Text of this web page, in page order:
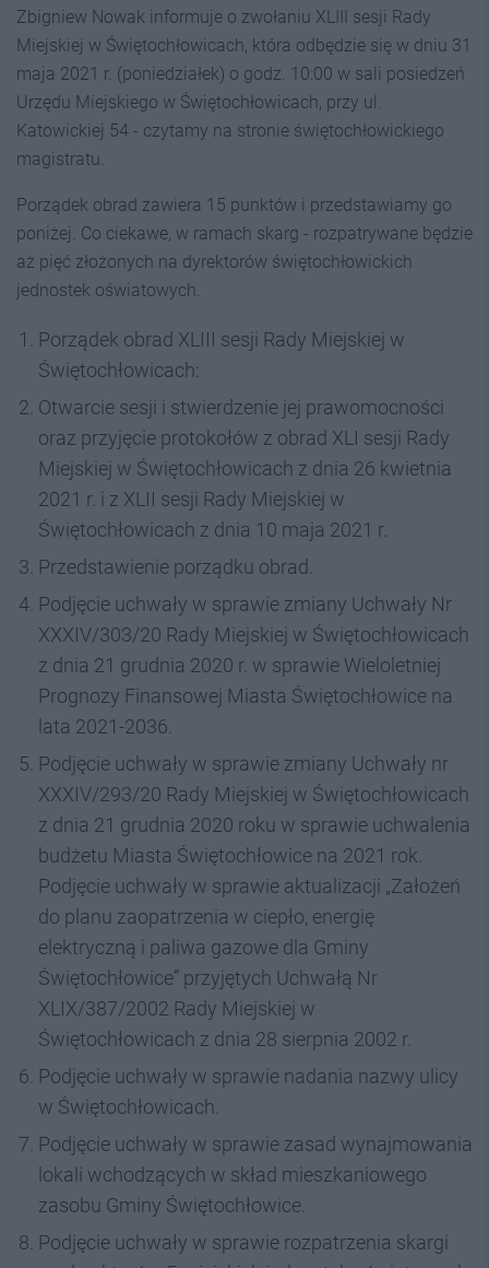
Zbigniew Nowak informuje o zwołaniu XLIII sesji Rady
Miejskiej w Świętochłowicach, która odbędzie się w dniu 31
maja 2021 r. (poniedziałek) o godz. 10:00 w sali posiedzeń
Urzędu Miejskiego w Świętochłowicach, przy ul.
Katowickiej 54 - czytamy na stronie świętochłowickiego
magistratu.
Porządek obrad zawiera 15 punktów i przedstawiamy go
poniżej. Co ciekawe, w ramach skarg - rozpatrywane będzie
aż pięć złożonych na dyrektorów świętochłowickich
jednostek oświatowych.
Porządek obrad XLIII sesji Rady Miejskiej w
Świętochłowicach:
Otwarcie sesji i stwierdzenie jej prawomocności
oraz przyjęcie protokołów z obrad XLI sesji Rady
Miejskiej w Świętochłowicach z dnia 26 kwietnia
2021 r. i z XLII sesji Rady Miejskiej w
Świętochłowicach z dnia 10 maja 2021 r.
Przedstawienie porządku obrad.
Podjęcie uchwały w sprawie zmiany Uchwały Nr
XXXIV/303/20 Rady Miejskiej w Świętochłowicach
z dnia 21 grudnia 2020 r. w sprawie Wieloletniej
Prognozy Finansowej Miasta Świętochłowice na
lata 2021-2036.
Podjęcie uchwały w sprawie zmiany Uchwały nr
XXXIV/293/20 Rady Miejskiej w Świętochłowicach
z dnia 21 grudnia 2020 roku w sprawie uchwalenia
budżetu Miasta Świętochłowice na 2021 rok.
Podjęcie uchwały w sprawie aktualizacji „Założeń
do planu zaopatrzenia w ciepło, energię
elektryczną i paliwa gazowe dla Gminy
Świętochłowice” przyjętych Uchwałą Nr
XLIX/387/2002 Rady Miejskiej w
Świętochłowicach z dnia 28 sierpnia 2002 r.
Podjęcie uchwały w sprawie nadania nazwy ulicy
w Świętochłowicach.
Podjęcie uchwały w sprawie zasad wynajmowania
lokali wchodzących w skład mieszkaniowego
zasobu Gminy Świętochłowice.
Podjęcie uchwały w sprawie rozpatrzenia skargi